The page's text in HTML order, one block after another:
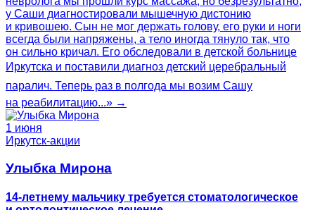
у Саши диагностировали мышечную дистонию
и кривошею. Сын не мог держать голову, его руки и ноги
всегда были напряжены, а тело иногда тянуло так, что
он сильно кричал. Его обследовали в детской больнице
Иркутска и поставили диагноз детский церебральный
паралич. Теперь раз в полгода мы возим Сашу
на реабилитацию...» →
1 июня
Иркутск-акции
Улыбка Мирона
14-летнему мальчику требуется стоматологическое